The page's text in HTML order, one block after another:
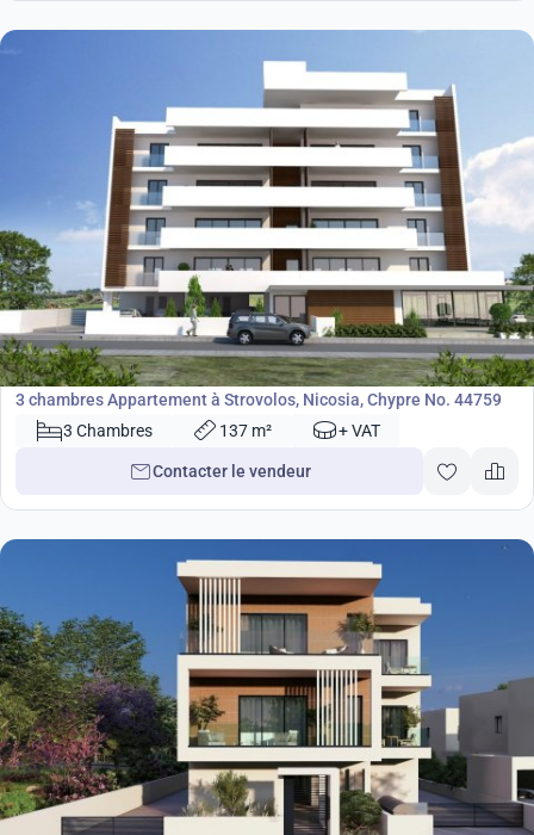
€459 000
Appartement
3 chambres Appartement à Strovolos, Nicosia, Chypre No. 44759
3 Chambres
137 m² + VAT
Contacter le vendeur